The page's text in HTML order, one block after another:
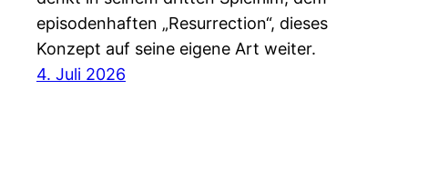
episodenhaften „Resurrection“, dieses
Konzept auf seine eigene Art weiter.
4. Juli 2026